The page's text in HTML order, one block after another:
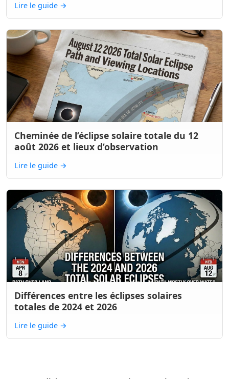
Lire le guide →
Cheminée de l’éclipse solaire totale du 12
août 2026 et lieux d’observation
Lire le guide →
Différences entre les éclipses solaires
totales de 2024 et 2026
Lire le guide →